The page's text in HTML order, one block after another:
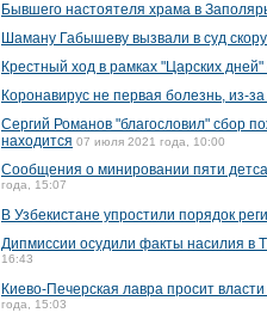
Бывшего настоятеля храма в
Шаману Габышеву вызвали в суд
Крестный ход в рамках "Царских
Коронавирус не первая болезнь, из-
Сергий Романов "благословил" сбор
находится 07 июля 2021 года, 10:00
Сообщения о минировании пяти
года, 15:07
В Узбекистане упростили порядок
Дипмиссии осудили факты насилия в
16:43
Киево-Печерская лавра просит
года, 15:03